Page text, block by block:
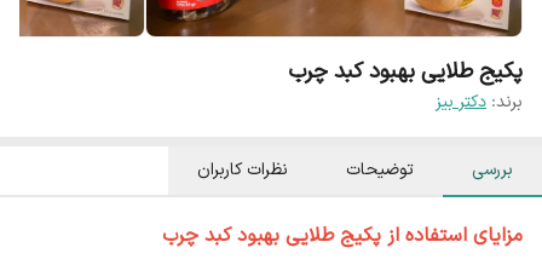
پکیج طلایی بهبود کبد چرب
برند: دکتر بیز
بررسی توضیحات نظرات کاربران
مزایای استفاده از پکیج طلایی بهبود کبد چرب